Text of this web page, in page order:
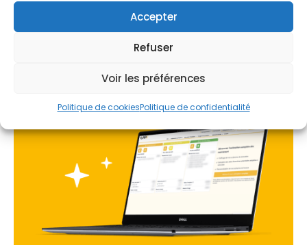
Accepter
Refuser
Voir les préférences
Politique de cookiesPolitique de confidentialité
par ordre d'arrivée.
Contactez-nous maintenant
pour maximiser vos aides !
Je prends rdv !